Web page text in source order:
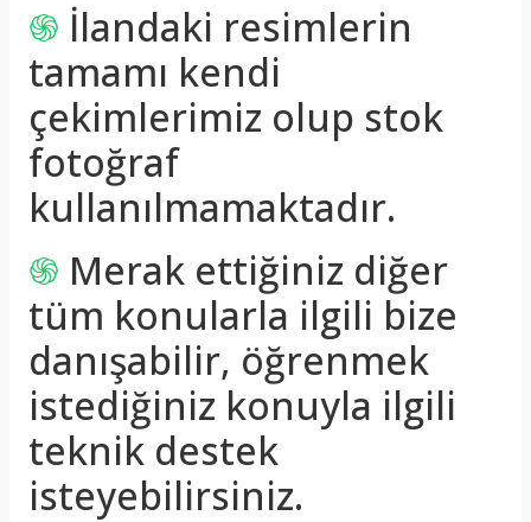
֍ İlandaki resimlerin
tamamı kendi
çekimlerimiz olup stok
fotoğraf
kullanılmamaktadır.
֍ Merak ettiğiniz diğer
tüm konularla ilgili bize
danışabilir, öğrenmek
istediğiniz konuyla ilgili
teknik destek
isteyebilirsiniz.